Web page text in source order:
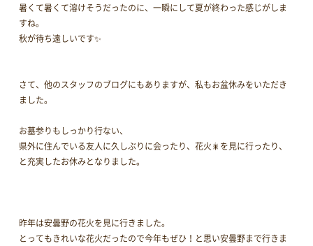
暑くて暑くて溶けそうだったのに、一瞬にして夏が終わった感じがしま
すね。
秋が待ち遠しいです✨
さて、他のスタッフのブログにもありますが、私もお盆休みをいただき
ました。
お墓参りもしっかり行ない、
県外に住んでいる友人に久しぶりに会ったり、花火🎇を見に行ったり、
と充実したお休みとなりました。
昨年は安曇野の花火を見に行きました。
とってもきれいな花火だったので今年もぜひ！と思い安曇野まで行きま